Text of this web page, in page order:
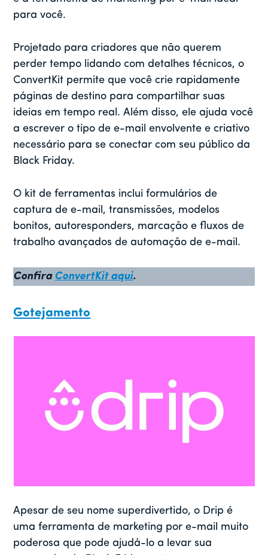
para você.
Projetado para criadores que não querem
perder tempo lidando com detalhes técnicos, o
ConvertKit permite que você crie rapidamente
páginas de destino para compartilhar suas
ideias em tempo real. Além disso, ele ajuda você
a escrever o tipo de e-mail envolvente e criativo
necessário para se conectar com seu público da
Black Friday.
O kit de ferramentas inclui formulários de
captura de e-mail, transmissões, modelos
bonitos, autoresponders, marcação e fluxos de
trabalho avançados de automação de e-mail.
Confira ConvertKit aqui.
Gotejamento
Apesar de seu nome superdivertido, o Drip é
uma ferramenta de marketing por e-mail muito
poderosa que pode ajudá-lo a levar sua